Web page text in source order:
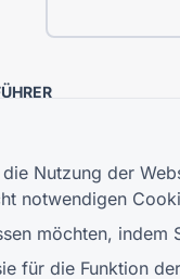
Nutzung der
notwendigen
möchten,
für die Funktion